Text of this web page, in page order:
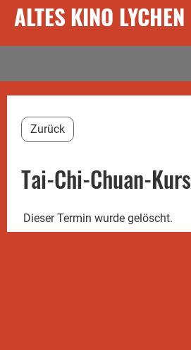
ALTES KINO LYCHEN
Zurück
Tai-Chi-Chuan-Kurs
Dieser Termin wurde gelöscht.